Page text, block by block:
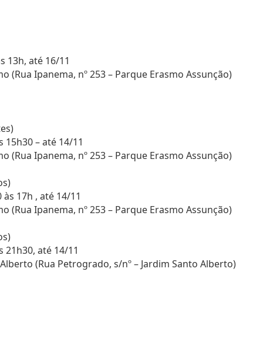
13h, até 16/11
(Rua Ipanema, nº 253 – Parque Erasmo Assunção)
15h30 – até 14/11
(Rua Ipanema, nº 253 – Parque Erasmo Assunção)
17h , até 14/11
(Rua Ipanema, nº 253 – Parque Erasmo Assunção)
21h30, até 14/11
(Rua Petrogrado, s/nº – Jardim Santo Alberto)